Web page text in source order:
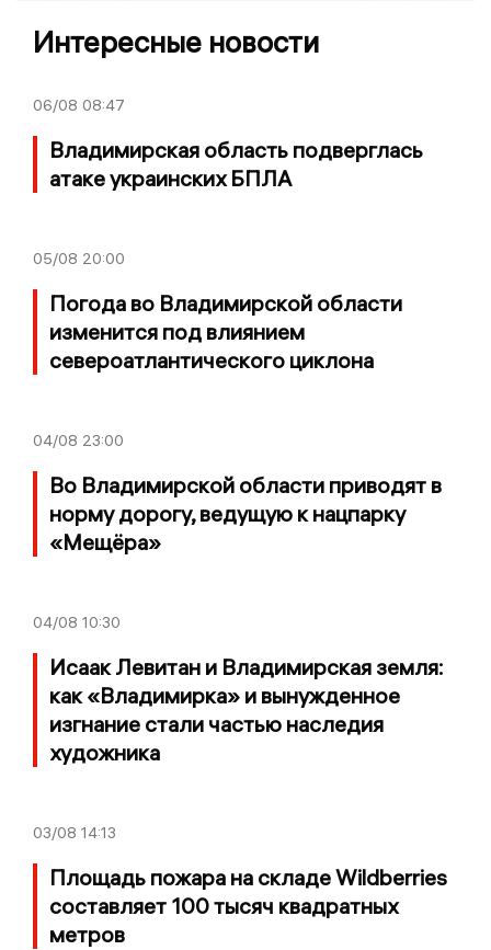
Интересные новости
06/08 08:47
Владимирская область подверглась
атаке украинских БПЛА
05/08 20:00
Погода во Владимирской области
изменится под влиянием
североатлантического циклона
04/08 23:00
Во Владимирской области приводят в
норму дорогу, ведущую к нацпарку
«Мещёра»
04/08 10:30
Исаак Левитан и Владимирская земля:
как «Владимирка» и вынужденное
изгнание стали частью наследия
художника
03/08 14:13
Площадь пожара на складе Wildberries
составляет 100 тысяч квадратных
метров